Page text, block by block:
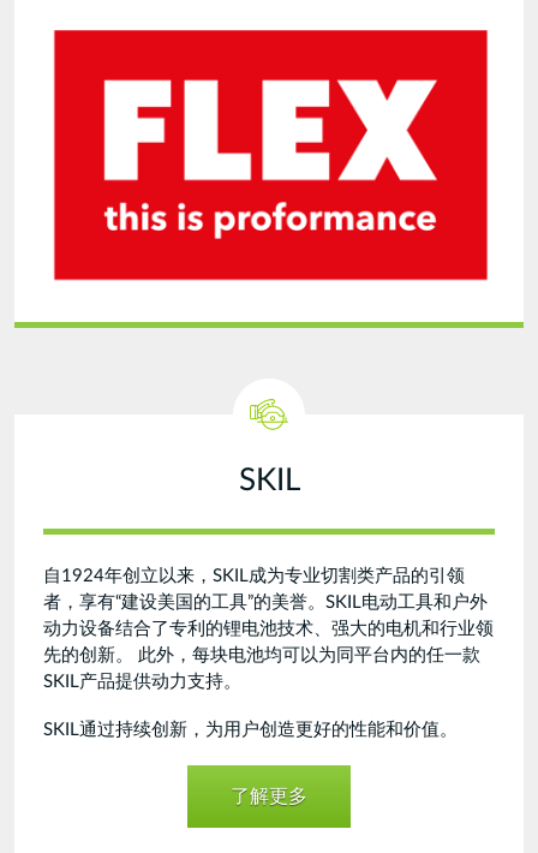
SKIL
自1924年创立以来，SKIL成为专业切割类产品的引领
者，享有“建设美国的工具”的美誉。SKIL电动工具和户外
动力设备结合了专利的锂电池技术、强大的电机和行业领
先的创新。 此外，每块电池均可以为同平台内的任一款
SKIL产品提供动力支持。
SKIL通过持续创新，为用户创造更好的性能和价值。
了解更多